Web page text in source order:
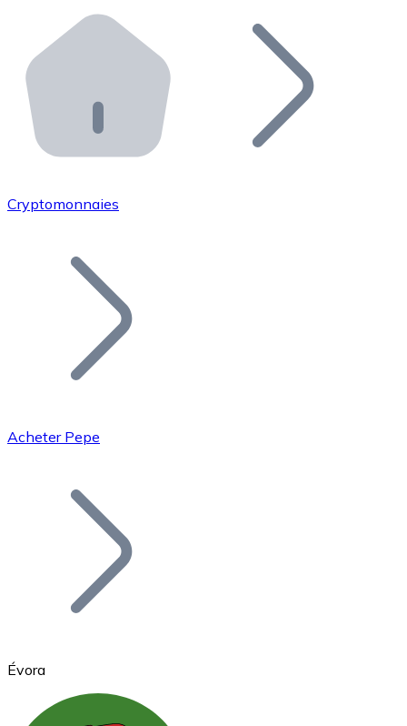
Distributeurs automatiques Bitnovo
Intégrez un ATM Bitnovo dans votre entreprise et
API Bitnovo
Intégrez notre API dans votre écosystème.
Rejoignez notre réseau de distributeurs et
Ajoutez le token de votre projet à notre service
Bitcoin
Cryptomonnaies
Acheter Pepe
Évora